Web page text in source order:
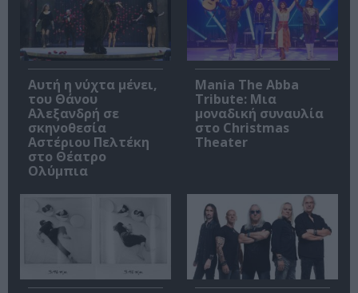
Αυτή η νύχτα μένει,
του Θάνου
Αλεξανδρή σε
σκηνοθεσία
Αστέριου Πελτέκη
στο Θέατρο
Ολύμπια
Mania The Abba
Tribute: Μια
μοναδική συναυλία
στο Christmas
Theater